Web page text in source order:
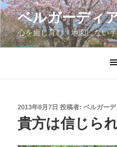
コ
ン
テ
ン
ベルガーディ
心を癒し育む、地図にない
投
稿
日:
2013年8月7日 投稿者: ベルガー
貴方は信じら